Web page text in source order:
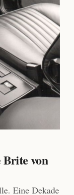
Brite von
Eine Dekade